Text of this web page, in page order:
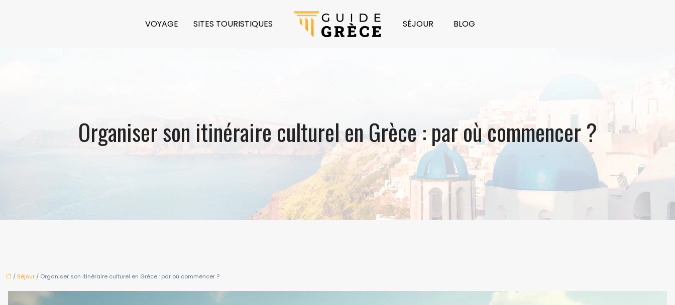
SITES TOURISTIQUES
VOYAGE SÉJOUR BLOG
Organiser son itinéraire culturel en Grèce : par où commencer ?
/ Séjour / Organiser son itinéraire culturel en Grèce : par où commencer ?